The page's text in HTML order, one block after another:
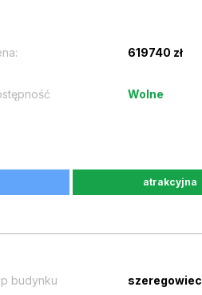
619740 zł
Wolne
atrakcyjna
budynku szeregowiec